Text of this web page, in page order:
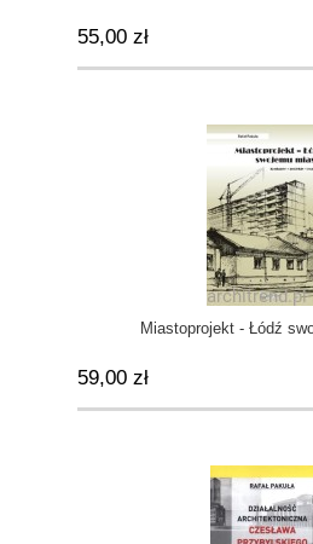
55,00 zł
Miastoprojekt - Łódź
59,00 zł